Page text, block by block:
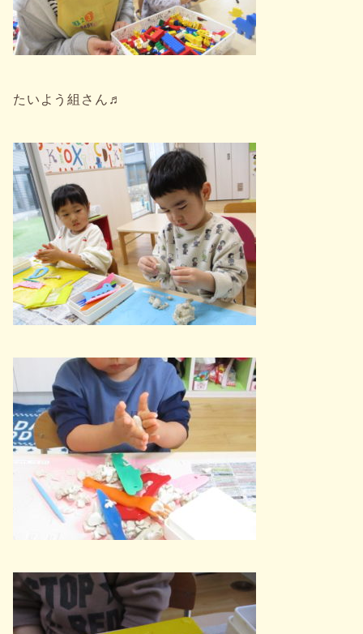
たいよう組さん♬